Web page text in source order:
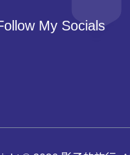
My Socials